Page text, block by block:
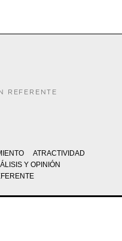
REFERENTE
ATRACTIVIDAD
Y OPINIÓN